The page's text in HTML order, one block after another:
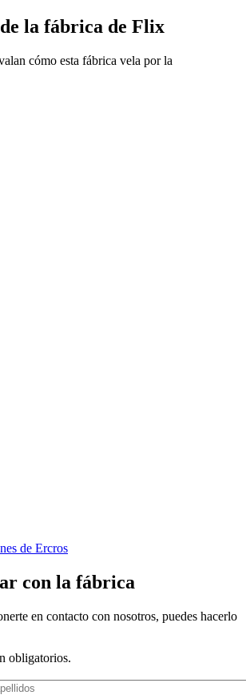
la fábrica de Flix
cómo esta fábrica vela por la
de Ercros
con la fábrica
en contacto con nosotros, puedes hacerlo
obligatorios.